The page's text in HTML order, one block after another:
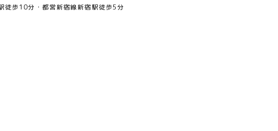
徒歩10分
都営新宿線新宿駅徒歩5分